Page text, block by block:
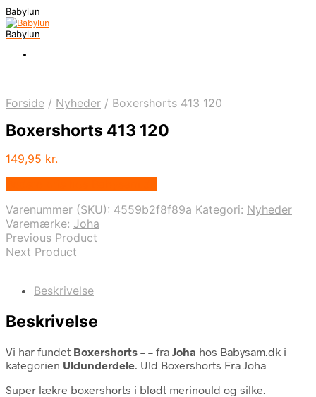
Babylun
Babylun
Forside / Nyheder / Boxershorts 413 120
Boxershorts 413 120
149,95 kr.
Varenummer (SKU): 4559b2f8f89a Kategori: Nyheder
Varemærke: Joha
Previous Product
Next Product
Beskrivelse
Beskrivelse
Vi har fundet Boxershorts – – fra Joha hos Babysam.dk i
kategorien Uldunderdele. Uld Boxershorts Fra Joha
Super lækre boxershorts i blødt merinould og silke.